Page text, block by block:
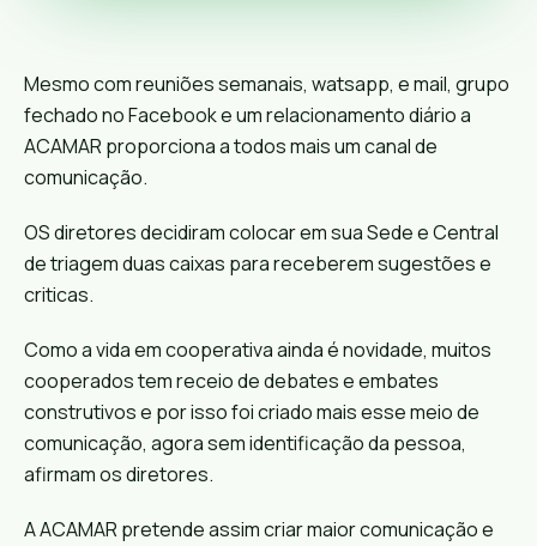
Mesmo com reuniões semanais, watsapp, e mail, grupo
fechado no Facebook e um relacionamento diário a
ACAMAR proporciona a todos mais um canal de
comunicação.
OS diretores decidiram colocar em sua Sede e Central
de triagem duas caixas para receberem sugestões e
criticas.
Como a vida em cooperativa ainda é novidade, muitos
cooperados tem receio de debates e embates
construtivos e por isso foi criado mais esse meio de
comunicação, agora sem identificação da pessoa,
afirmam os diretores.
A ACAMAR pretende assim criar maior comunicação e